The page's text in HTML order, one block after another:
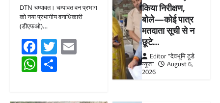
DTN चम्पावत। चम्पावत वन प्रभाग
को नया प्रभागीय वनाधिकारी
(डीएफओ)…
Facebook
TwitterEmail
WhatsApp
किया निरीक्षण,
बोले—कोई पात्र
मतदाता सूची से न
छूटे…
Editor "देवभूमि टूडे
न्यूज"
August 6,
2026